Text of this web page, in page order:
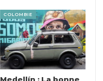
COLOMBIE